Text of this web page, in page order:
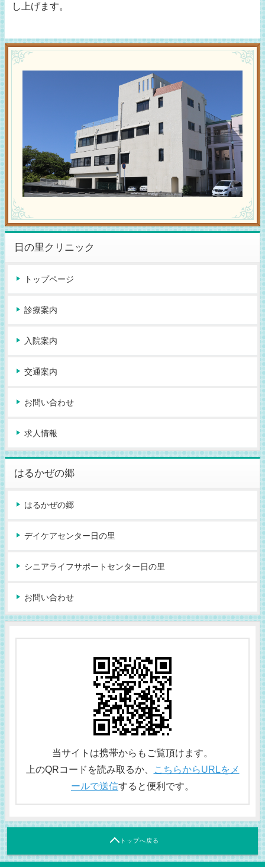
し上げます。
日の里クリニック
トップページ
診療案内
入院案内
交通案内
お問い合わせ
求人情報
はるかぜの郷
はるかぜの郷
デイケアセンター日の里
シニアライフサポートセンター日の里
お問い合わせ
当サイトは携帯からもご覧頂けます。
上のQRコードを読み取るか、
こちらからURLをメ
ールで送信すると便利です。
トップへ戻る